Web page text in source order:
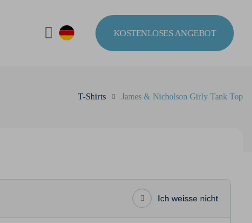
KOSTENLOSES ANGEBOT
T-Shirts James & Nicholson Girly Tank Top
Ich weisse nicht